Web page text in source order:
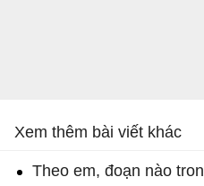
Xem thêm bài viết khác
Theo em, đoạn nào